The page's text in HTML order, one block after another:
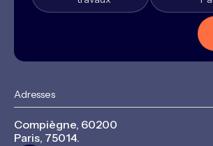
Adresses
Compiègne, 60200
Paris, 75014.